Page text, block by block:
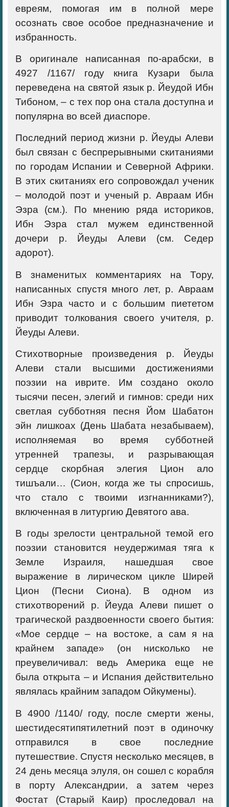
евреям, помогая им в полной мере
осознать свое особое предназначение и
избранность.
В оригинале написанная по-арабски, в
4927 /1167/ году книга Кузари была
переведена на святой язык р. Йеудой Ибн
Тибоном, – с тех пор она стала доступна и
популярна во всей диаспоре.
Последний период жизни р. Йеуды Алеви
был связан с беспрерывными скитаниями
по городам Испании и Северной Африки.
В этих скитаниях его сопровождал ученик
– молодой поэт и ученый р. Авраам Ибн
Эзра (см.). По мнению ряда историков,
Ибн Эзра стал мужем единственной
дочери р. Йеуды Алеви (см. Седер
адорот).
В знаменитых комментариях на Тору,
написанных спустя много лет, р. Авраам
Ибн Эзра часто и с большим пиететом
приводит толкования своего учителя, р.
Йеуды Алеви.
Стихотворные произведения р. Йеуды
Алеви стали высшими достижениями
поэзии на иврите. Им создано около
тысячи песен, элегий и гимнов: среди них
светлая субботняя песня Йом Шабатон
эйн лишкоах (День Шабата незабываем),
исполняемая во время субботней
утренней трапезы, и разрывающая
сердце скорбная элегия Цион ало
тишъали… (Сион, когда же ты спросишь,
что стало с твоими изгнанниками?),
включенная в литургию Девятого ава.
В годы зрелости центральной темой его
поэзии становится неудержимая тяга к
Земле Израиля, нашедшая свое
выражение в лирическом цикле Ширей
Цион (Песни Сиона). В одном из
стихотворений р. Йеуда Алеви пишет о
трагической раздвоенности своего бытия:
«Мое сердце – на востоке, а сам я на
крайнем западе» (он нисколько не
преувеличивал: ведь Америка еще не
была открыта – и Испания действительно
являлась крайним западом Ойкумены).
В 4900 /1140/ году, после смерти жены,
шестидесятипятилетний поэт в одиночку
отправился в свое последние
путешествие. Спустя несколько месяцев, в
24 день месяца элуля, он сошел с корабля
в порту Александрии, а затем через
Фостат (Старый Каир) проследовал на